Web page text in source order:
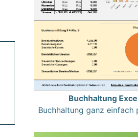
Buchhaltung
Buchhaltung ganz einfach